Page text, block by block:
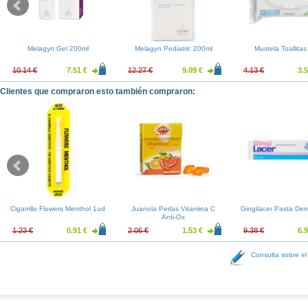
Melagyn Gel 200ml
10.14 € 7.51 €
Melagyn Pediatric 200ml
12.27 € 9.09 €
Mustela Toallitas
4.13 €
Clientes que compraron esto también compraron:
Cigarrillo Flowers Menthol 1ud
1.23 € 0.91 €
Juanola Perlas Vitamina C
Anti-Ox
2.06 € 1.53 €
Gingilacer Pasta
9.38 €
Consulta sobre